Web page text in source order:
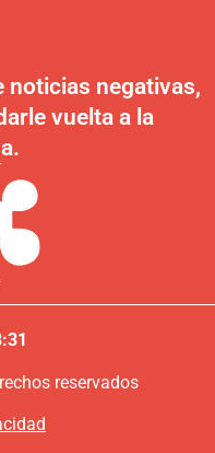
noticias negativas,
vuelta a la
reservados